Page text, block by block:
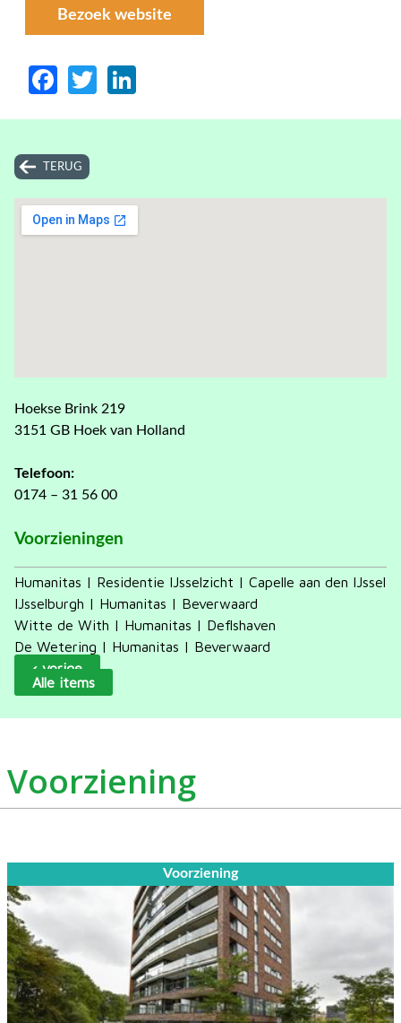
TERUG
Hoekse Brink 219
3151 GB Hoek van Holland
Telefoon:
0174 – 31 56 00
Voorzieningen
Humanitas | Residentie IJsselzicht | Capelle aan den IJssel
IJsselburgh | Humanitas | Beverwaard
Witte de With | Humanitas | Deflshaven
De Wetering | Humanitas | Beverwaard
‹ vorige
Alle items
Bezoek website
Facebook
Twitter
Voorziening
Voorziening